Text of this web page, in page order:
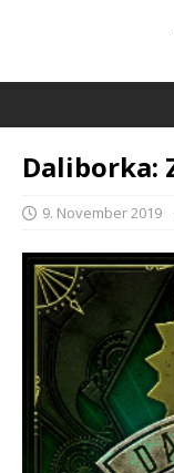
Daliborka:
9. November 2019